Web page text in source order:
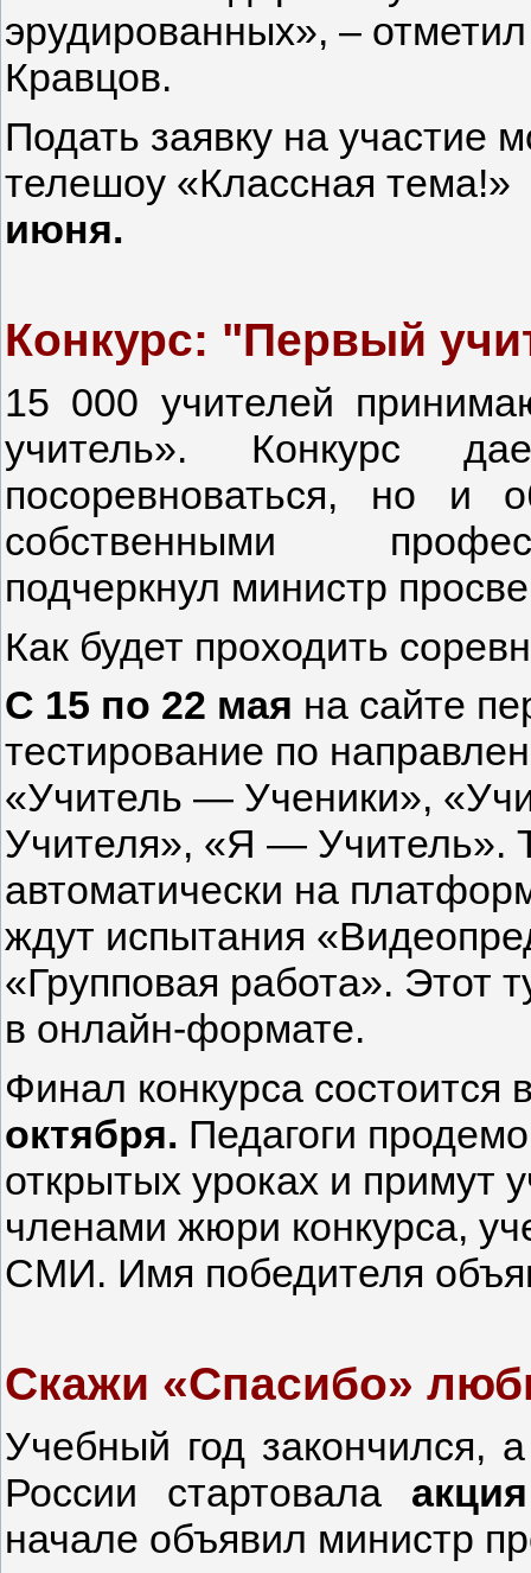
эрудированных», –
Кравцов.
Подать заявку на участие
телешоу «Классная тема!»
июня.
️Конкурс: "Первый
15 000 учителей
учитель». Конкурс
посоревноваться, но и
собственными
подчеркнул министр
Как будет проходить
С 15 по 22 мая на сайте
тестирование по
«Учитель — Ученики»,
Учителя», «Я — Учитель».
автоматически на
ждут испытания
«Групповая работа». Этот
в онлайн-формате.
Финал конкурса состоится
октября. Педагоги
открытых уроках и примут
членами жюри конкурса,
СМИ. Имя победителя
Скажи «Спасибо»
Учебный год закончился,
России стартовала
начале объявил министр